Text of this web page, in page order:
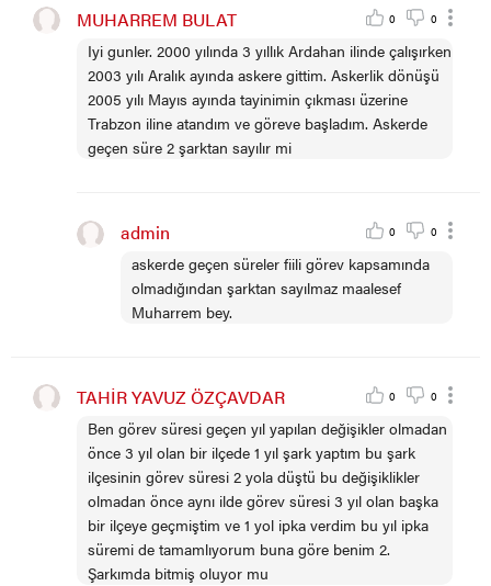
MUHARREM BULAT 0 0
Iyi gunler. 2000 yılında 3 yıllık Ardahan ilinde çalışırken
2003 yılı Aralık ayında askere gittim. Askerlik dönüşü
2005 yılı Mayıs ayında tayinimin çıkması üzerine
Trabzon iline atandım ve göreve başladım. Askerde
geçen süre 2 şarktan sayılır mi
admin 0 0
askerde geçen süreler fiili görev kapsamında
olmadığından şarktan sayılmaz maalesef
Muharrem bey.
TAHİR YAVUZ ÖZÇAVDAR 0 0
Ben görev süresi geçen yıl yapılan değişikler olmadan
önce 3 yıl olan bir ilçede 1 yıl şark yaptım bu şark
ilçesinin görev süresi 2 yola düştü bu değişiklikler
olmadan önce aynı ilde görev süresi 3 yıl olan başka
bir ilçeye geçmiştim ve 1 yol ipka verdim bu yıl ipka
süremi de tamamlıyorum buna göre benim 2.
Şarkımda bitmiş oluyor mu